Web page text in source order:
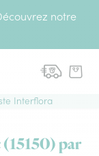
notre
Interflora
par